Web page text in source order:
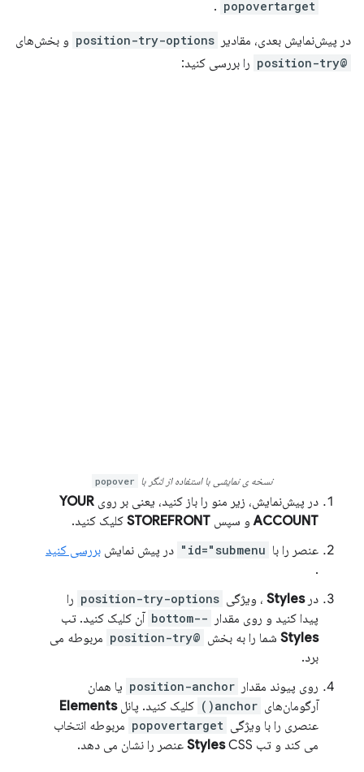
popovertarget
.
در پیش‌نمایش بعدی، مقادیر position-try-options و بخش‌های
@position-try را بررسی کنید:
نسخه ی نمایشی با استفاده از لنگر با popover
در پیش‌نمایش، زیر منو را باز کنید، یعنی بر روی YOUR
ACCOUNTو سپس STOREFRONT کلیک کنید.
عنصر را با id="submenu" در پیش نمایش بررسی کنید
.
درStyles ، ویژگی position-try-options را
پیدا کنید و روی مقدار
--bottom
آن کلیک کنید. تب
Styles شما را به بخش @position-try
مربوطه می
برد.
روی پیوند مقدار position-anchor یا همان
آرگومان‌های anchor() کلیک کنید. پانلElements
عنصری را با ویژگی popovertarget مربوطه انتخاب
می کند و تب
StylesCSS عنصر را نشان می دهد.